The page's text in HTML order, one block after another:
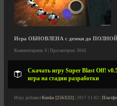
Игра ОБНОВЛЕНА с демки до ПОЛНОЙ
Комментариев: 0 | Просмотров: 3045
Скачать игру Super Blast Off!
игра на стадии разработки
Игру добавил Kusko [2563|32] | 2017-11-02 |